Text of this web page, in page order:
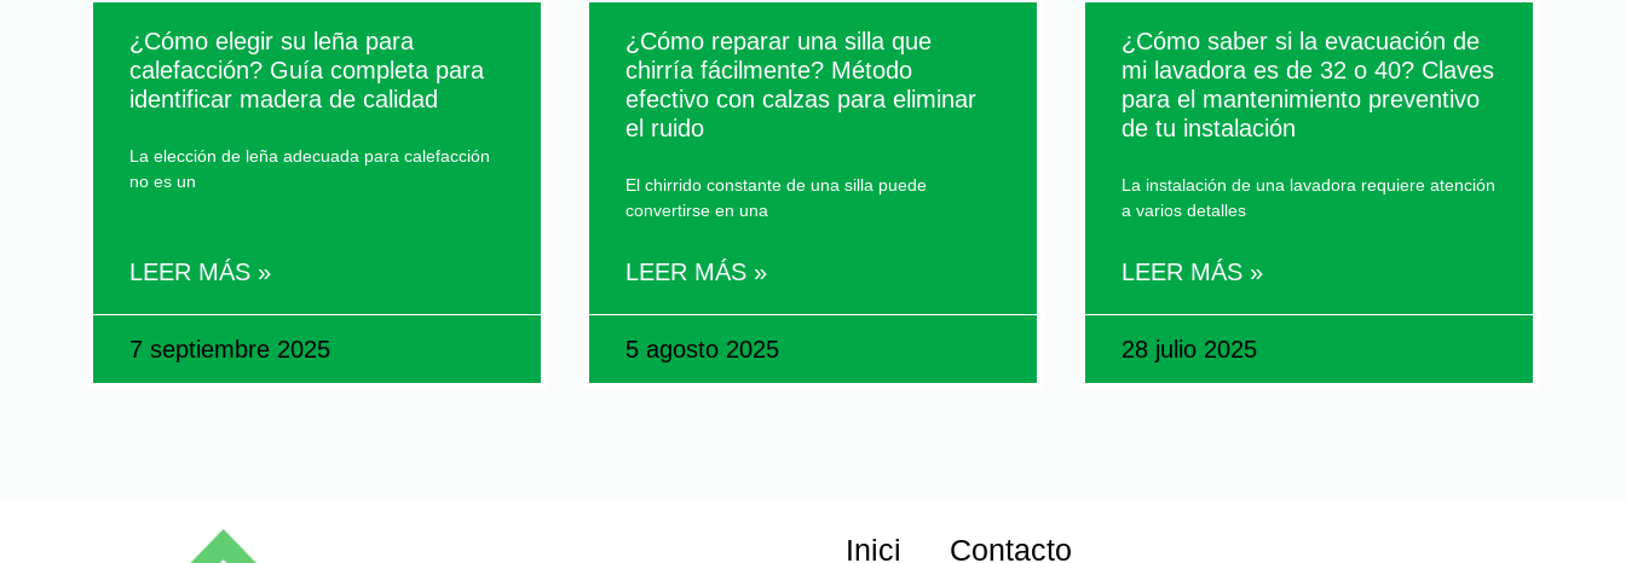
¿Cómo elegir su leña para
calefacción? Guía completa para
identificar madera de calidad
La elección de leña adecuada para calefacción
no es un
LEER MÁS »
7 septiembre 2025
¿Cómo reparar una silla que
chirría fácilmente? Método
efectivo con calzas para eliminar
el ruido
El chirrido constante de una silla puede
convertirse en una
LEER MÁS »
5 agosto 2025
¿Cómo saber si la evacuación de
mi lavadora es de 32 o 40? Claves
para el mantenimiento preventivo
de tu instalación
La instalación de una lavadora requiere atención
a varios detalles
LEER MÁS »
28 julio 2025
Inici Contacto